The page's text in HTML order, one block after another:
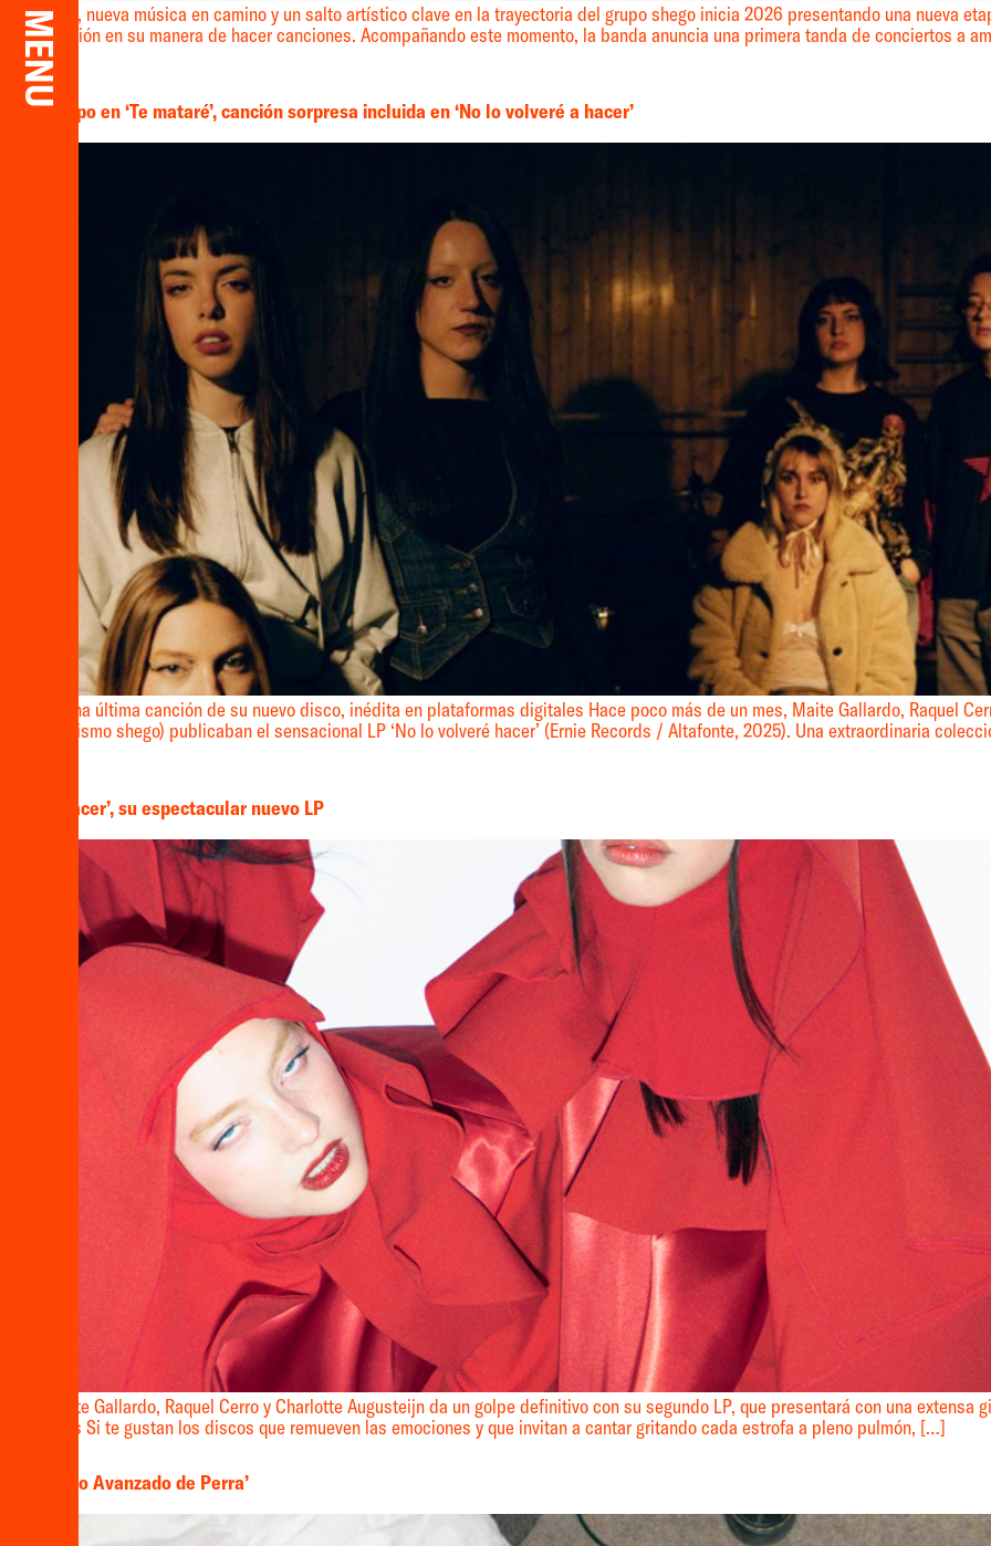
MENU
charco, nueva música en camino y un salto artístico clave en la trayectoria del grupo shego inicia 2026 presentando una nueva
de inflexión en su manera de hacer canciones. Acompañando este momento, la banda anuncia una primera tanda de conciertos a
el Grupo en ‘Te mataré’, canción sorpresa incluida en ‘No lo volveré a hacer’
con una última canción de su nuevo disco, inédita en plataformas digitales Hace poco más de un mes, Maite Gallardo, Raquel
es lo mismo shego) publicaban el sensacional LP ‘No lo volveré hacer’ (Ernie Records / Altafonte, 2025). Una extraordinaria
a hacer’, su espectacular nuevo LP
por Maite Gallardo, Raquel Cerro y Charlotte Augusteijn da un golpe definitivo con su segundo LP, que presentará con una extensa
el país Si te gustan los discos que remueven las emociones y que invitan a cantar gritando cada estrofa a pleno pulmón, […]
‘Curso Avanzado de Perra’